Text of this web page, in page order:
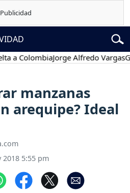
ColombiaJorge Alfredo Vargas
manzanas
arequipe? Ideal
2018 5:55 pm